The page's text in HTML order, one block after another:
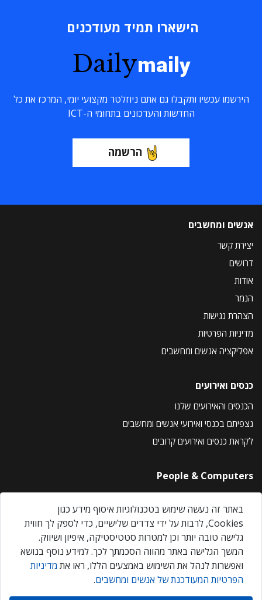
הישארו תמיד מעודכנים
Dailymaily
הירשמו עכשיו ותקבלו גם אתם ניוזלטר מקצועי יומי, המרכז את כל
החדשות והעדכונים בתחומי ה-ICT
הרשמה
אנשים ומחשבים
יצירת קשר
דרושים
אודות
הנמר
הצהרת נגישות
מדיניות הפרטיות
אפליקציה אנשים ומחשבים
כנסים ואירועים
הכנסים והאירועים שלנו
נצפיתם בכנסי ואירועי אנשים ומחשבים
לקראת כנסים ואירועים קרובים
People & Computers
About Us
Privacy Policy
Contact Us
Our Events
אנשים ומחשבים © 2026 – כל הזכויות שמורות
באתר זה נעשה שימוש בטכנולוגיות איסוף מידע כגון
Cookies, לרבות על ידי צדדים שלישיים, כדי לספק לך חווית
גלישה טובה יותר וכן למטרות סטטיסטיקה, איפיון ושיווק.
המשך הגלישה באתר מהווה הסכמתך לכך. למידע נוסף בנושא
ואפשרות לנהל את השימוש באמצעים הללו, ראו את מדיניות
הפרטיות המעודכנת של אנשים ומחשבים.